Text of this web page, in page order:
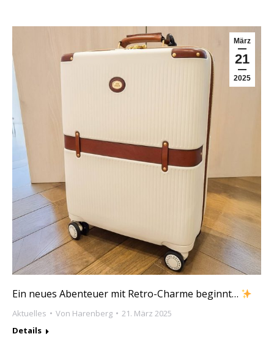
März
21
2025
Ein neues Abenteuer mit Retro-Charme beginnt…
Aktuelles Von Harenberg
21. März 2025
Details